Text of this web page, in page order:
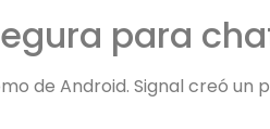
para
de Android. Signal creó